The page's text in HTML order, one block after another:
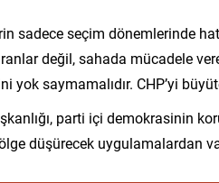
sadece seçim dönemlerinde
değil, sahada mücadele
yok saymamalıdır. CHP’yi
parti içi demokrasinin
düşürecek uygulamalardan